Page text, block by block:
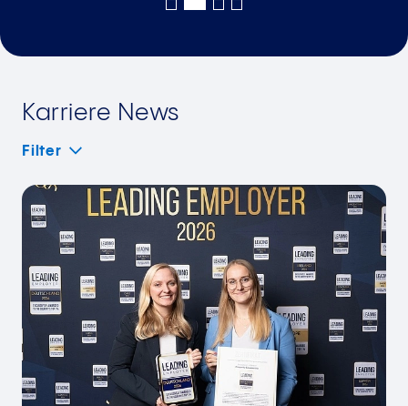
Karriere News
Filter